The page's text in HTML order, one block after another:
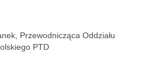
Przewodnicząca Oddziału
PTD